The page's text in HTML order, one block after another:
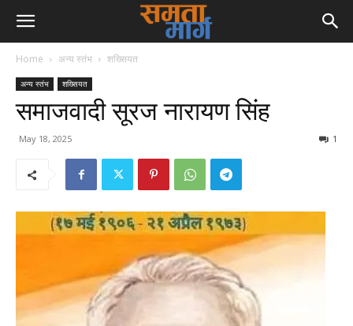
Home अन्य स्तंभ शख्सियत
अन्य स्तंभ शख्सियत
समाजवादी सूरज नारायण सिंह
May 18, 2025 1